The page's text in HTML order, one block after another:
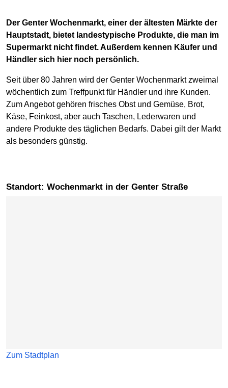
Der Genter Wochenmarkt, einer der ältesten Märkte der
Hauptstadt, bietet landestypische Produkte, die man im
Supermarkt nicht findet. Außerdem kennen Käufer und
Händler sich hier noch persönlich.
Seit über 80 Jahren wird der Genter Wochenmarkt zweimal
wöchentlich zum Treffpunkt für Händler und ihre Kunden.
Zum Angebot gehören frisches Obst und Gemüse, Brot,
Käse, Feinkost, aber auch Taschen, Lederwaren und
andere Produkte des täglichen Bedarfs. Dabei gilt der Markt
als besonders günstig.
Standort: Wochenmarkt in der Genter Straße
Zum Stadtplan